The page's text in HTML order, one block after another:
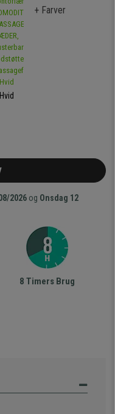
Hvid
+ Farver
2026 og Onsdag 12
8 Timers Brug